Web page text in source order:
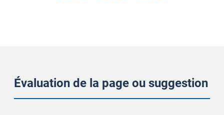
Évaluation de la page ou suggestion